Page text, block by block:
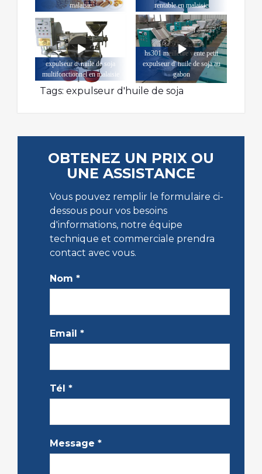
malaisie
rentable en malaisie
expulseur d' huile de soja
multifonctionnel en malaisie
hs301 meilleure vente petit
expulseur d' huile de soja au
gabon
Tags: expulseur d'huile de soja
OBTENEZ UN PRIX OU
UNE ASSISTANCE
Vous pouvez remplir le formulaire ci-
dessous pour vos besoins
d'informations, notre équipe
technique et commerciale prendra
contact avec vous.
Nom *
Email *
Tél *
Message *